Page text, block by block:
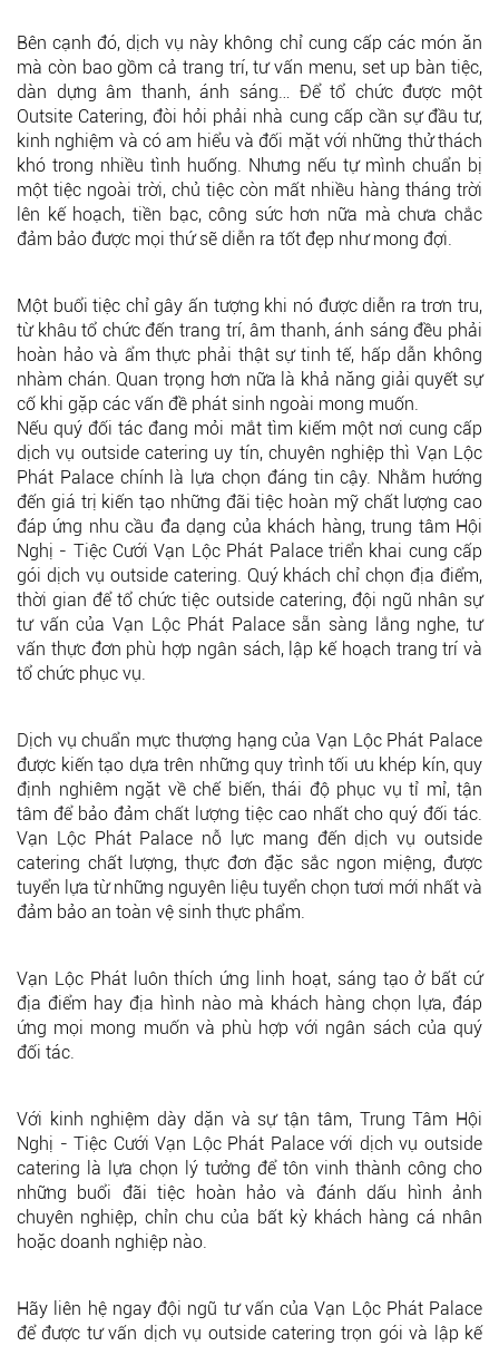
Bên cạnh đó, dịch vụ này không chỉ cung cấp các món ăn
mà còn bao gồm cả trang trí, tư vấn menu, set up bàn tiệc,
dàn dựng âm thanh, ánh sáng… Để tổ chức được một
Outsite Catering, đòi hỏi phải nhà cung cấp cần sự đầu tư,
kinh nghiệm và có am hiểu và đối mặt với những thử thách
khó trong nhiều tình huống. Nhưng nếu tự mình chuẩn bị
một tiệc ngoài trời, chủ tiệc còn mất nhiều hàng tháng trời
lên kế hoạch, tiền bạc, công sức hơn nữa mà chưa chắc
đảm bảo được mọi thứ sẽ diễn ra tốt đẹp như mong đợi.
Một buổi tiệc chỉ gây ấn tượng khi nó được diễn ra trơn tru,
từ khâu tổ chức đến trang trí, âm thanh, ánh sáng đều phải
hoàn hảo và ẩm thực phải thật sự tinh tế, hấp dẫn không
nhàm chán. Quan trọng hơn nữa là khả năng giải quyết sự
cố khi gặp các vấn đề phát sinh ngoài mong muốn.
Nếu quý đối tác đang mỏi mắt tìm kiếm một nơi cung cấp
dịch vụ outside catering uy tín, chuyên nghiệp thì Vạn Lộc
Phát Palace chính là lựa chọn đáng tin cậy. Nhằm hướng
đến giá trị kiến tạo những đãi tiệc hoàn mỹ chất lượng cao
đáp ứng nhu cầu đa dạng của khách hàng, trung tâm Hội
Nghị - Tiệc Cưới Vạn Lộc Phát Palace triển khai cung cấp
gói dịch vụ outside catering. Quý khách chỉ chọn địa điểm,
thời gian để tổ chức tiệc outside catering, đội ngũ nhân sự
tư vấn của Vạn Lộc Phát Palace sẵn sàng lắng nghe, tư
vấn thực đơn phù hợp ngân sách, lập kế hoạch trang trí và
tổ chức phục vụ.
Dịch vụ chuẩn mực thượng hạng của Vạn Lộc Phát Palace
được kiến tạo dựa trên những quy trình tối ưu khép kín, quy
định nghiêm ngặt về chế biến, thái độ phục vụ tỉ mỉ, tận
tâm để bảo đảm chất lượng tiệc cao nhất cho quý đối tác.
Vạn Lộc Phát Palace nỗ lực mang đến dịch vụ outside
catering chất lượng, thực đơn đặc sắc ngon miệng, được
tuyển lựa từ những nguyên liệu tuyển chọn tươi mới nhất và
đảm bảo an toàn vệ sinh thực phẩm.
Vạn Lộc Phát luôn thích ứng linh hoạt, sáng tạo ở bất cứ
địa điểm hay địa hình nào mà khách hàng chọn lựa, đáp
ứng mọi mong muốn và phù hợp với ngân sách của quý
đối tác.
Với kinh nghiệm dày dặn và sự tận tâm, Trung Tâm Hội
Nghị - Tiệc Cưới Vạn Lộc Phát Palace với dịch vụ outside
catering là lựa chọn lý tưởng để tôn vinh thành công cho
những buổi đãi tiệc hoàn hảo và đánh dấu hình ảnh
chuyên nghiệp, chỉn chu của bất kỳ khách hàng cá nhân
hoặc doanh nghiệp nào.
Hãy liên hệ ngay đội ngũ tư vấn của Vạn Lộc Phát Palace
để được tư vấn dịch vụ outside catering trọn gói và lập kế